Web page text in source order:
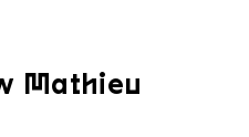
Mathieu